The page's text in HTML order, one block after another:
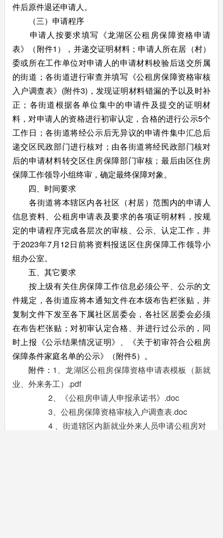
件后原件退还申请人。
（三）申请程序
申请人按要求填写《龙湖区公租房保障资格申请
表》（附件1），并递交证明材料；申请人所在居（村）
委或所在工作单位对申请人的申请材料校验后送交所属
的街道；各街道进行审查并填写《公租房保障资格审核
入户调查表》(附件3)，发现证明材料错漏的予以及时补
正；各街道根据各单位集中的申请件及提交的证明材
料，对申请人的资格进行初审认定，合格的进行公示5个
工作日；各街道将经公示后无异议的申请件集中汇总后
递交区民政部门进行核对；由各街道将经民政部门核对
后的申请材料转交区住房保障部门审核；最后由区住房
保障工作领导小组终审，确定最终保障对象。
四、时间要求
各街道将本辖区内各社区（村居）范围内的申请人
信息资料、公租房申请表及要求的各项证明材料，按规
定的申请程序完成各层次的审核、公示、认定工作，并
于2023年7月12日前将资料报送区住房保障工作领导小
组办公室。
五、其它要求
按上级有关住房保障工作信息必须公平、公示的文
件规定，各街道应将本通知文件在本级布告栏张贴，并
复制文件下发至各下属社区居委会，各社区居委会必须
在布告栏张贴；对初审认定合格、并进行过公示的，同
时上报《公示结果情况证明》、《关于初审符合公租房
保障条件家庭名单的公示》（附件5）。
附件： 1、龙湖区公租房保障资格申请表模板（新就
业、外来务工）.pdf
2、《公租房申请人申报承诺书》.doc
3、公租房保障资格审核入户调查表.doc
4 、街道辖区内新就业外来人员申请公租房对